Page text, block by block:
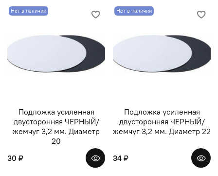
Нет в наличии
Подложка усиленная
двусторонняя ЧЕРНЫЙ/
жемчуг 3,2 мм. Диаметр
20
30 ₽
Нет в наличии
Подложка усиленная
двусторонняя ЧЕРНЫЙ/
жемчуг 3,2 мм. Диаметр 22
34 ₽